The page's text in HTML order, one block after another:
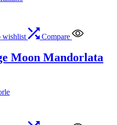
wishlist Compare
Moon Mandorlata